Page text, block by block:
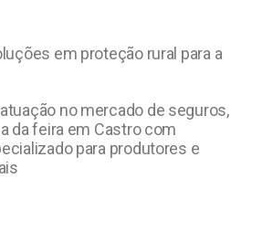
em proteção rural para a
no mercado de seguros,
da feira em Castro com
para produtores e